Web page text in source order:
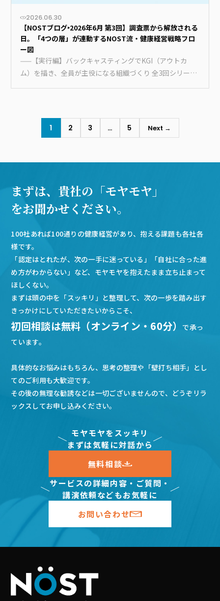
2026.06.30
【NOSTブログ‣2026年6月 第3回】調査票から解放される
日。「4つの層」が連動するNOST流・健康経営戦略フロ
ー図
——【実行編】バックキャスティングでKGI（アウトカ
ム）を描き、全員が主役になる組織づくり 全3回シリーズ
1 2 3 … 5 Next →
まずは、貴社の「モヤモヤ」
をお聞かせください。
100社あれば100通りの健康経営があり、抱える課題も各社各
様です。
「認定はとれたが、次の一手に迷っている」「自社に合った進
め方がわからない」など、モヤモヤを抱えたまま立ち止まって
ほしくない。
まずは頭の中を「スッキリ」と整理して、次の一歩を踏み出す
きっかけにしていただきたいからこそ、
初回相談は無料（オンライン・60分）
で承っ
ています。
具体的なお悩みはもちろん、思考の整理や「壁打ち相手」とし
てのご利用も大歓迎です。
その後の無理な勧誘などは一切ございませんので、どうぞリラ
ックスしてお申し込みください。
モヤモヤをスッキリ
まずは気軽に対話から
無料相談
サービスの詳細内容・ご質問・
講演依頼などもお気軽に
お問い合わせ